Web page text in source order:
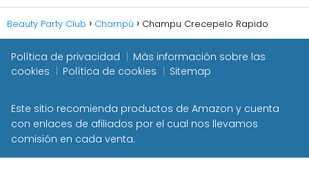
Beauty Party Club Champú Champu Crecepelo Rapido
Política de privacidad
Más información sobre las
cookies
Política de cookies Sitemap
Este sitio recomienda productos de Amazon y cuenta
con enlaces de afiliados por el cual nos llevamos
comisión en cada venta.